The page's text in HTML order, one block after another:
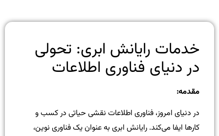
خدمات رایانش ابری: تحولی
در دنیای فناوری اطلاعات
مقدمه:
در دنیای امروز، فناوری اطلاعات نقشی حیاتی در کسب و
کارها ایفا می‌کند. رایانش ابری به عنوان یک فناوری نوین،